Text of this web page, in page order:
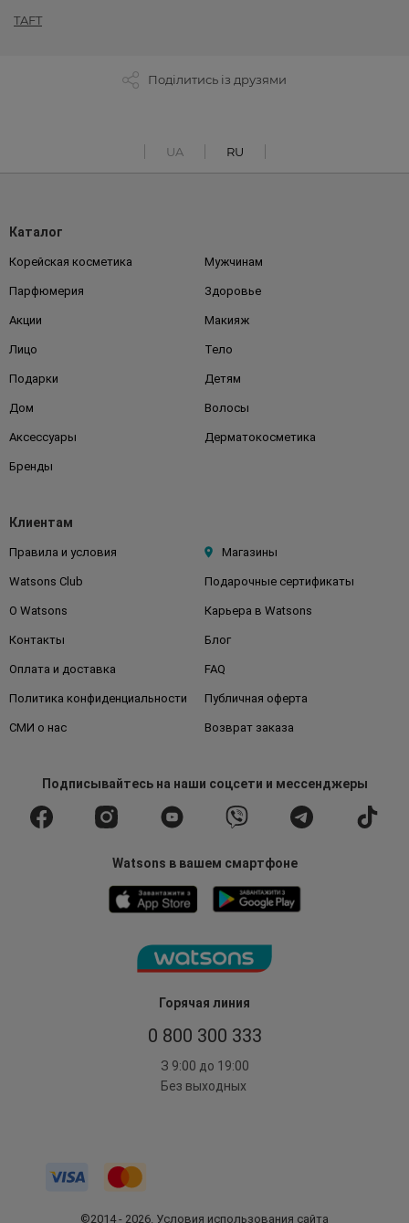
TAFT
Поділитись із друзями
UA RU
Горячая линия
0 800 300 333
З 9:00 до 19:00
Без выходных
Каталог
Корейская косметика Мужчинам
Парфюмерия Здоровье
Акции Макияж
Лицо Тело
Подарки Детям
Дом Волосы
Аксессуары Дерматокосметика
Бренды
Клиентам
Правила и условия Магазины
Watsons Club Подарочные сертификаты
О Watsons Карьера в Watsons
Контакты Блог
Оплата и доставка FAQ
Политика конфиденциальности Публичная оферта
СМИ о нас Возврат заказа
Подписывайтесьна наши соцсети и мессенджеры
Watsons в вашем смартфоне
©2014 - 2026. Условия использования сайта